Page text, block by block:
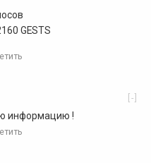
GESTS
[-]
информацию !